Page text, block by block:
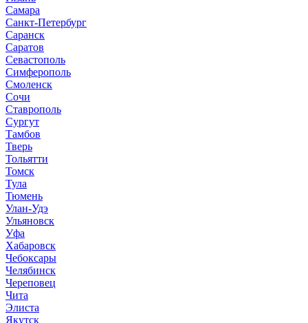
Самара
Санкт-Петербург
Саранск
Саратов
Севастополь
Симферополь
Смоленск
Сочи
Ставрополь
Сургут
Тамбов
Тверь
Тольятти
Томск
Тула
Тюмень
Улан-Удэ
Ульяновск
Уфа
Хабаровск
Чебоксары
Челябинск
Череповец
Чита
Элиста
Якутск